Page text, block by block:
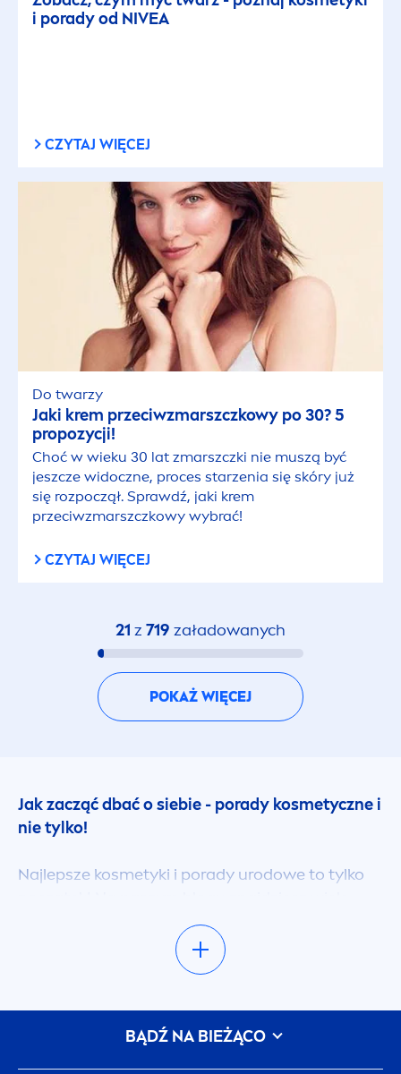
i porady od NIVEA
CZYTAJ WIĘCEJ
Do twarzy
Jaki krem przeciwzmarszczkowy po 30? 5
propozycji!
Choć w wieku 30 lat zmarszczki nie muszą być
jeszcze widoczne, proces starzenia się skóry już
się rozpoczął. Sprawdź, jaki krem
przeciwzmarszczkowy wybrać!
CZYTAJ WIĘCEJ
21 z 719 załadowanych
POKAŻ WIĘCEJ
Jak zacząć dbać o siebie - porady kosmetyczne i
nie tylko!
Najlepsze kosmetyki i porady urodowe to tylko
wartościowych artykułów, które pomogą ci w
codziennej pielęgnacji ciała, twarzy, włosów, a
takie bliskich! Sprawdzone porady kosmetyczne i
wybrać najlepsze kosmetyki do włosów czy
twarzy, ale także dzięki naszej eksperckiej wiedzy
BĄDŹ NA BIEŻĄCO